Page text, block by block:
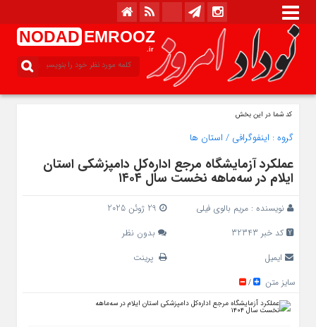
NODAD EMROOZ
.ir
کد شما در این بخش
گروه : اینفوگرافی / استان ها
عملکرد آزمایشگاه مرجع اداره‌کل دامپزشکی استان
ایلام در سه‌ماهه نخست سال ۱۴۰۴
نویسنده : مریم بالوی فیلی
کد خبر 32343
بدون نظر
ایمیل
پرینت
سایز متن
/